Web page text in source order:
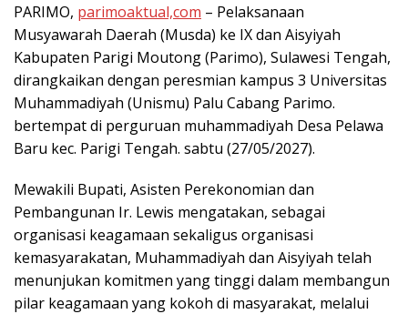
PARIMO, parimoaktual,com – Pelaksanaan
Musyawarah Daerah (Musda) ke IX dan Aisyiyah
Kabupaten Parigi Moutong (Parimo), Sulawesi Tengah,
dirangkaikan dengan peresmian kampus 3 Universitas
Muhammadiyah (Unismu) Palu Cabang Parimo.
bertempat di perguruan muhammadiyah Desa Pelawa
Baru kec. Parigi Tengah. sabtu (27/05/2027).
Mewakili Bupati, Asisten Perekonomian dan
Pembangunan Ir. Lewis mengatakan, sebagai
organisasi keagamaan sekaligus organisasi
kemasyarakatan, Muhammadiyah dan Aisyiyah telah
menunjukan komitmen yang tinggi dalam membangun
pilar keagamaan yang kokoh di masyarakat, melalui